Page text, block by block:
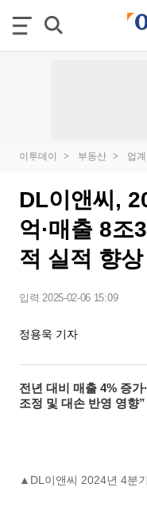
이투데이 부동산 업계
DL이앤씨,
억·매출 8
적 실적 향
입력 2025-02-06 15:09
정용욱 기자
전년 대비 매출 4% 증
조정 및 대손 반영 영향”
▲DL이앤씨 2024년 4분